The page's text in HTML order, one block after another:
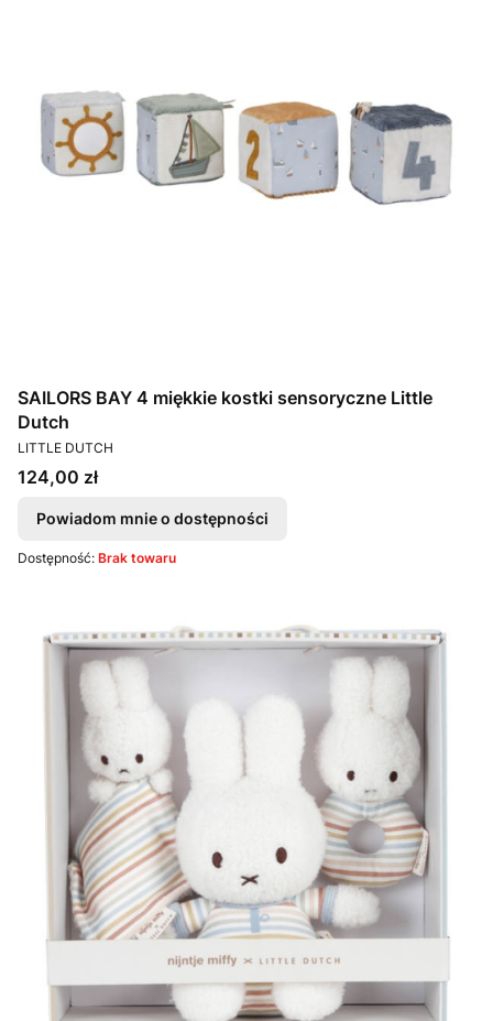
SAILORS BAY 4 miękkie kostki sensoryczne Little
Dutch
PRODUCENT
LITTLE DUTCH
Cena
124,00 zł
Powiadom mnie o dostępności
Dostępność: Brak towaru